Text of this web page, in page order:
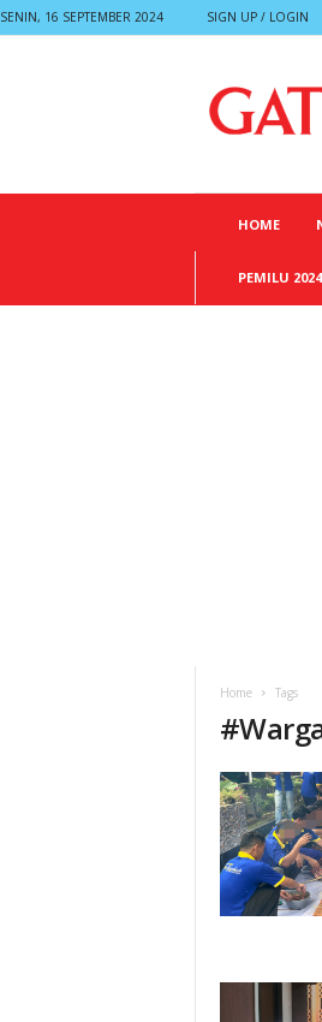
SENIN, 16 SEPTEMBER 2024 SIGN UP / LOGIN
HOME
PEMILU 2024
Home Tags
#